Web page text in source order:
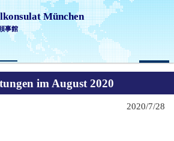
München
事館
Search
im August 2020
2020/7/28